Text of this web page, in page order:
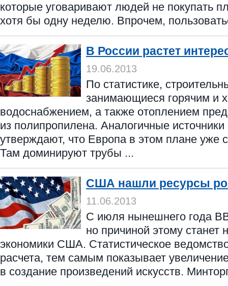
которые уговаривают людей не покупать
хотя бы одну неделю. Впрочем,
В России растет
19.06.2013
По статистике,
занимающиеся горячим и
водоснабжением, а также отоплением
из полипропилена. Аналогичные
утверждают, что Европа в этом плане уже
Там доминируют трубы ...
США нашли ресурсы
11.06.2013
С июля нынешнего года
но причиной этому станет
экономики США. Статистическое
расчета, тем самым показывает
в создание произведений искусств.